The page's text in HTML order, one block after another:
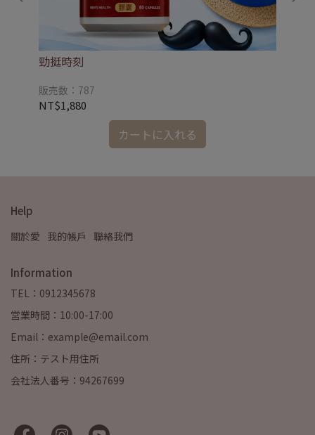
勁挺時刻
販売数：787
NT$1,880
カートに入れる
Help
關於愛 我的帳戶 聯絡我們
Information
TEL：0912345678
営業時間：10:00-17:00
Email：example@email.com
住所：テスト用住所
会社法人番号：94267699